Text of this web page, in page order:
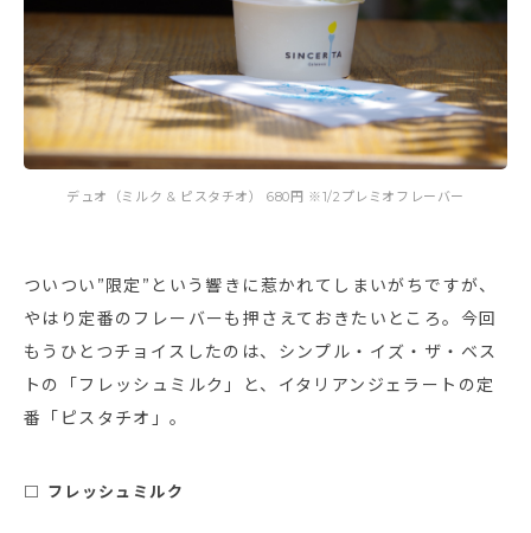
デュオ（ミルク & ピスタチオ） 680円 ※1/2プレミオフレーバー
ついつい”限定”という響きに惹かれてしまいがちですが、
やはり定番のフレーバーも押さえておきたいところ。今回
もうひとつチョイスしたのは、シンプル・イズ・ザ・ベス
トの「フレッシュミルク」と、イタリアンジェラートの定
番「ピスタチオ」。
□ フレッシュミルク